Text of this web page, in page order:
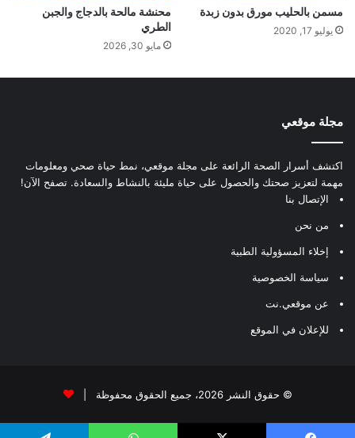
مسمن بالحليب مورق بدون زبدة
يوليو 17, 2020
محنشة مالحة بالدجاج والجبن
الطري
مايو 30, 2026
مجلة موقعي
اكتشف أسرار الصحة الرائعة على مجلة موقعي، نمط حياة صحي ومعلومات
مهمة لتعزيز صحتك والحصول على حياة مليئة بالنشاط والسعادة. تصفح الآن!
الإتصال بنا
من نحن
إخلاء المسؤولية الطبية
سياسة الخصوصية
عن موقعي.نت
للإعلان في الموقع
© حقوق النشر 2026، جميع الحقوق محفوظة |